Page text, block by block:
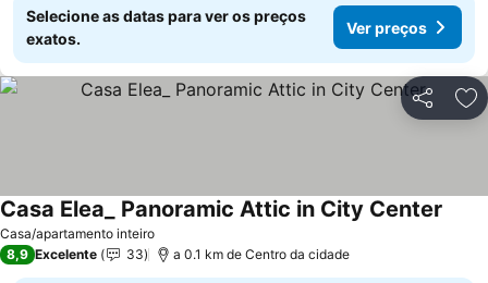
Selecione as datas para ver os preços
exatos.
Ver preços
Partilhar
Casa/apartamento inteiro
Casa Elea_ Panoramic Attic in City Center
8,9 Excelente 33 a 0.1 km de Centro da cidade